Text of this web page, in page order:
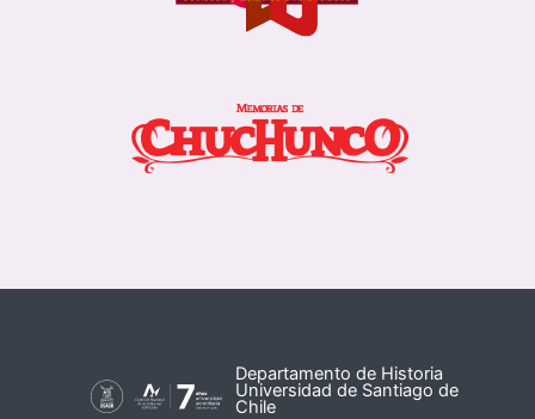
Departamento de Historia
Universidad de Santiago de
Chile